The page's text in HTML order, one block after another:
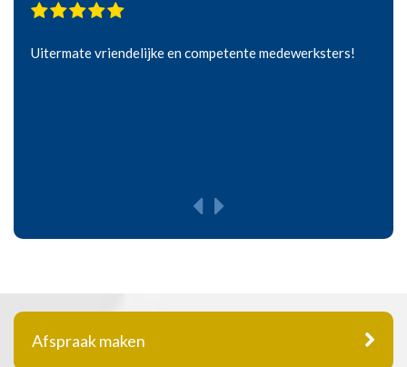
Uitermate vriendelijke en competente medewerksters!
Afspraak maken